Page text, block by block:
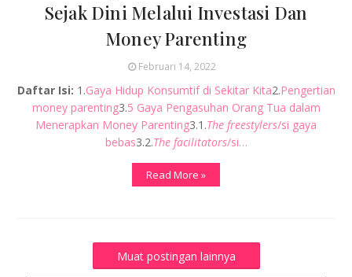
Sejak Dini Melalui Investasi Dan
Money Parenting
Februari 14, 2022
Daftar Isi: 1.Gaya Hidup Konsumtif di Sekitar Kita2.Pengertian
money parenting3.5 Gaya Pengasuhan Orang Tua dalam
Menerapkan Money Parenting3.1.The freestylers/si gaya
bebas3.2.The facilitators/si…
Read More »
Muat postingan lainnya